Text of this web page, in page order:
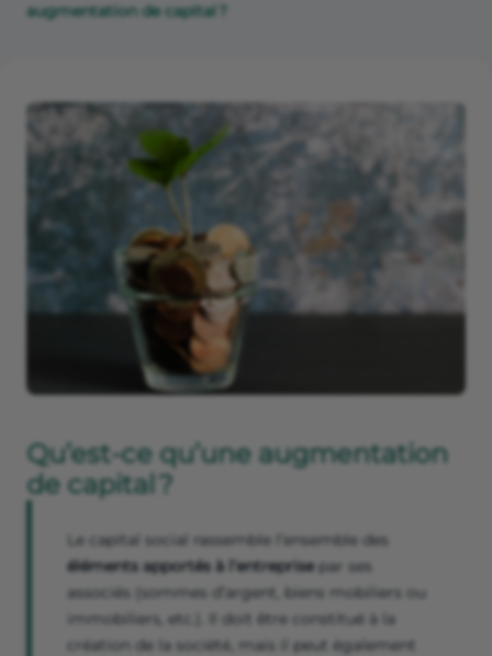
augmentation de capital ?
Qu’est-ce qu’une augmentation
de capital ?
Le capital social rassemble l’ensemble des
éléments apportés à l’entreprisepar ses
associés (sommes d’argent, biens mobiliers ou
immobiliers, etc.). Il doit être constitué à la
création de la société, mais il peut également